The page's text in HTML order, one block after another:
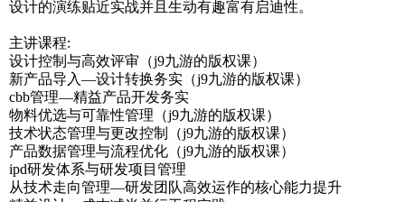
设计的演练贴近实战并且生动有趣富有启迪性。
主讲课程:
设计控制与高效评审（j9九游的版权课）
新产品导入—设计转换务实（j9九游的版权课）
cbb管理—精益产品开发务实
物料优选与可靠性管理（j9九游的版权课）
技术状态管理与更改控制（j9九游的版权课）
产品数据管理与流程优化（j9九游的版权课）
ipd研发体系与研发项目管理
从技术走向管理—研发团队高效运作的核心能力提升